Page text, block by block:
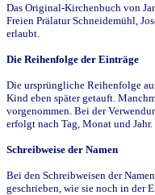
Das Original-Kirchenbuch von
Freien Prälatur Schneidemühl,
erlaubt.
Die Reihenfolge der Einträge
Die ursprüngliche Reihenfolge
Kind eben später getauft.
vorgenommen. Bei der
erfolgt nach Tag, Monat und Jahr.
Schreibweise der Namen
Bei den Schreibweisen der
geschrieben, wie sie noch in der